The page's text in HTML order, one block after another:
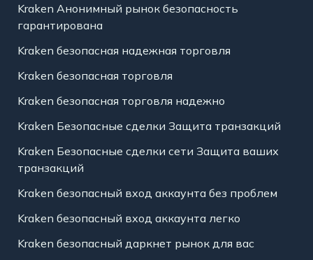
Kraken Анонимный рынок безопасность
гарантирована
Kraken безопасная надежная торговля
Kraken безопасная торговля
Kraken безопасная торговля надежно
Kraken Безопасные сделки Защита транзакций
Kraken Безопасные сделки сети Защита ваших
транзакций
Kraken безопасный вход аккаунта без проблем
Kraken безопасный вход аккаунта легко
Kraken безопасный даркнет рынок для вас